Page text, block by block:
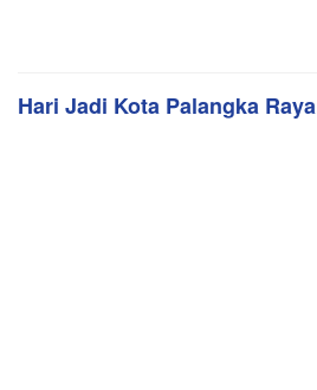
Hari Jadi Kota Palangka Raya